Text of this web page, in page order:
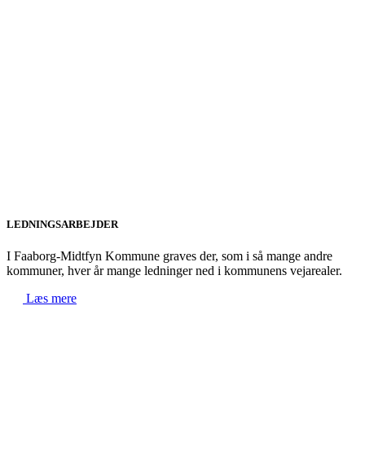
LEDNINGSARBEJDER
I Faaborg-Midtfyn Kommune graves der, som i så mange andre
kommuner, hver år mange ledninger ned i kommunens vejarealer.
Læs mere